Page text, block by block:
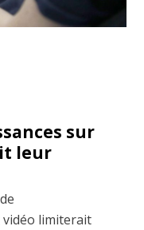
sur
leur
vidéo limiterait